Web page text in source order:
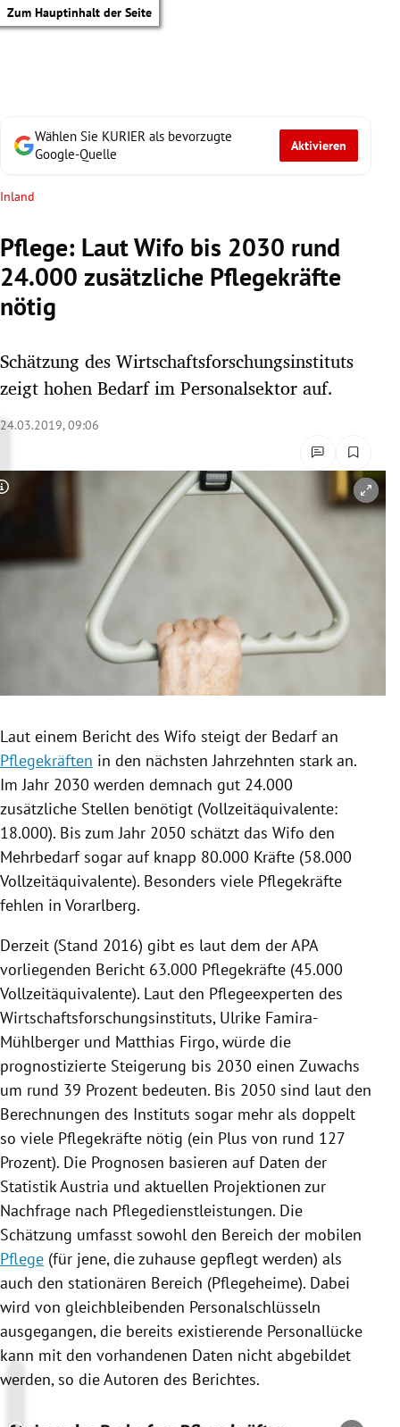
Zum Hauptinhalt der Seite
Untermenü
Untermenü
Untermenü
Untermenü
Wählen Sie KURIER als bevorzugte
Google-Quelle
Aktivieren
Inland
Pflege: Laut Wifo bis 2030 rund
24.000 zusätzliche Pflegekräfte
nötig
Schätzung des Wirtschaftsforschungsinstituts
zeigt hohen Bedarf im Personalsektor auf.
24.03.2019, 09:06
Copyright-Hinweis öffnen/schließen
Laut einem Bericht des Wifo steigt der Bedarf an
Pflegekräften in den nächsten Jahrzehnten stark an.
Im Jahr 2030 werden demnach gut 24.000
zusätzliche Stellen benötigt (Vollzeitäquivalente:
18.000). Bis zum Jahr 2050 schätzt das Wifo den
Mehrbedarfsogar auf knapp 80.000 Kräfte (58.000
Vollzeitäquivalente). Besonders viele Pflegekräfte
fehlen in Vorarlberg.
Derzeit (Stand 2016) gibt es laut dem derAPA
vorliegenden Bericht 63.000 Pflegekräfte (45.000
Vollzeitäquivalente). Laut den Pflegeexperten des
Wirtschaftsforschungsinstituts, Ulrike Famira-
Mühlberger und Matthias Firgo, würde die
prognostizierte Steigerung bis 2030 einen Zuwachs
um rund 39 Prozent bedeuten. Bis 2050 sind laut den
Berechnungen des Instituts sogar mehr als doppelt
so viele Pflegekräfte nötig (ein Plus von rund 127
Prozent). Die Prognosen basieren auf Daten der
StatistikAustria und aktuellen Projektionen zur
Nachfrage nach Pflegedienstleistungen. Die
Schätzung umfasst sowohl den Bereich der mobilen
Pflege (für jene, die zuhause gepflegt werden) als
auch den stationären Bereich (Pflegeheime). Dabei
wird von gleichbleibenden Personalschlüsseln
ausgegangen, die bereits existierende Personallücke
kann mit den vorhandenen Daten nicht abgebildet
werden, so die Autoren des Berichtes.